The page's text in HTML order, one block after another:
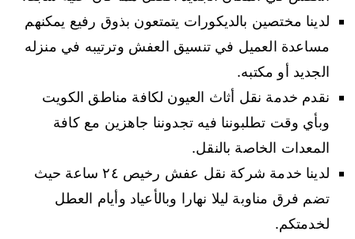
لدينا مختصين بالديكورات يتمتعون بذوق رفيع يمكنهم
مساعدة العميل في تنسيق العفش وترتيبه في منزله
الجديد أو مكتبه.
نقدم خدمة نقل أثاث العيون لكافة مناطق الكويت
وبأي وقت تطلبوننا فيه تجدوننا جاهزين مع كافة
المعدات الخاصة بالنقل.
لدينا خدمة شركة نقل عفش رخيص ٢٤ ساعة حيث
تضم فرق مناوبة ليلا نهارا وبالأعياد وأيام العطل
لخدمتكم.